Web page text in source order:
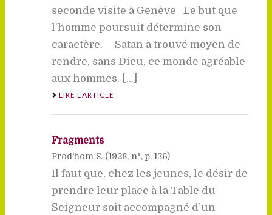
seconde visite à Genève Le but que
l’homme poursuit détermine son
caractère. Satan a trouvé moyen de
rendre, sans Dieu, ce monde agréable
aux hommes. [...]
LIRE L'ARTICLE
Fragments
Prod'hom S. (1928, n°, p. 136)
Il faut que, chez les jeunes, le désir de
prendre leur place à la Table du
Seigneur soit accompagné d’un